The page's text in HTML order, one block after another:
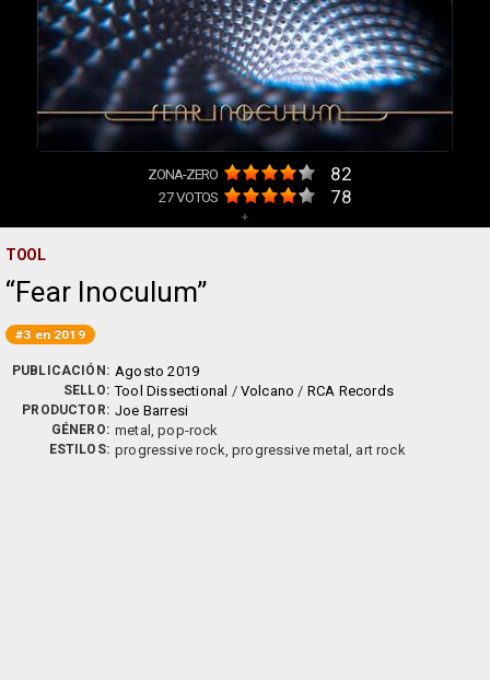
ZONA-ZERO 82
27VOTOS 78
+
TOOL
Fear Inoculum
#3 en 2019
PUBLICACIÓN: Agosto 2019
SELLO: Tool Dissectional / Volcano / RCA Records
PRODUCTOR: Joe Barresi
GÉNERO: metal, pop-rock
ESTILOS: progressive rock, progressive metal, art rock